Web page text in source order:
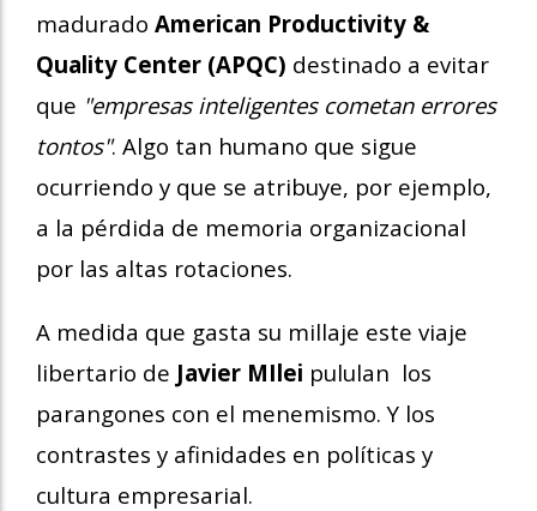
madurado American Productivity &
Quality Center (APQC) destinado a evitar
que "empresas inteligentes cometan errores
tontos". Algo tan humano que sigue
ocurriendo y que se atribuye, por ejemplo,
a la pérdida de memoria organizacional
por las altas rotaciones.
A medida que gasta su millaje este viaje
libertario de Javier MIlei pululan los
parangones con el menemismo. Y los
contrastes y afinidades en políticas y
cultura empresarial.